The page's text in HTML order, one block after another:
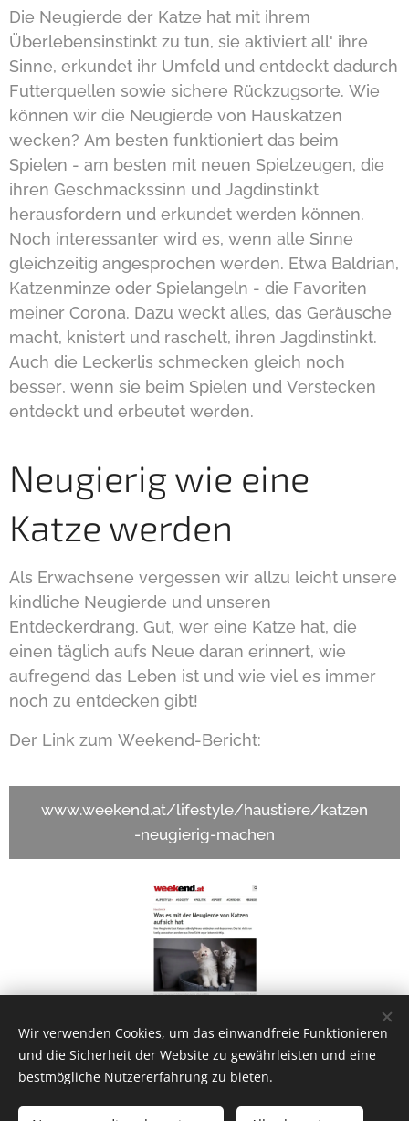
Die Neugierde der Katze hat mit ihrem
Überlebensinstinkt zu tun, sie aktiviert all' ihre
Sinne, erkundet ihr Umfeld und entdeckt dadurch
Futterquellen sowie sichere Rückzugsorte. Wie
können wir die Neugierde von Hauskatzen
wecken? Am besten funktioniert das beim
Spielen - am besten mit neuen Spielzeugen, die
ihren Geschmackssinn und Jagdinstinkt
herausfordern und erkundet werden können.
Noch interessanter wird es, wenn alle Sinne
gleichzeitig angesprochen werden. Etwa Baldrian,
Katzenminze oder Spielangeln - die Favoriten
meiner Corona. Dazu weckt alles, das Geräusche
macht, knistert und raschelt, ihren Jagdinstinkt.
Auch die Leckerlis schmecken gleich noch
besser, wenn sie beim Spielen und Verstecken
entdeckt und erbeutet werden.
Neugierig wie eine
Katze werden
Als Erwachsene vergessen wir allzu leicht unsere
kindliche Neugierde und unseren
Entdeckerdrang. Gut, wer eine Katze hat, die
einen täglich aufs Neue daran erinnert, wie
aufregend das Leben ist und wie viel es immer
noch zu entdecken gibt!
Der Link zum Weekend-Bericht:
www.weekend.at/lifestyle/haustiere/katzen
-neugierig-machen
Share
Wir verwenden Cookies, um das einwandfreie Funktionieren
und die Sicherheit der Website zu gewährleisten und eine
bestmögliche Nutzererfahrung zu bieten.